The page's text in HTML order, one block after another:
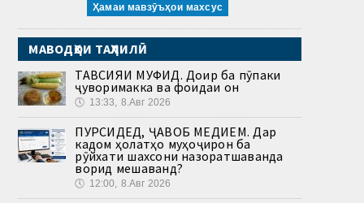
Ҳамаи мавзӯъҳои махсус
МАВОДҲОИ ТАҲЛИЛӢ
ТАВСИЯИ МУФИД. Доир ба пӯпаки
ҷуворимакка ва фоидаи он
🕔 13:33, 8.Авг 2026
ПУРСИДЕД, ҶАВОБ МЕДИҲЕМ. Дар
кадом ҳолатҳо муҳоҷирон ба
рӯйхати шахсони назоратшаванда
ворид мешаванд?
🕔 12:00, 8.Авг 2026